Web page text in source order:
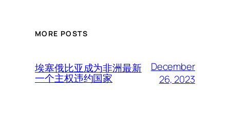
MORE POSTS
埃塞俄比亚成为非洲最新
一个主权违约国家
December
26, 2023